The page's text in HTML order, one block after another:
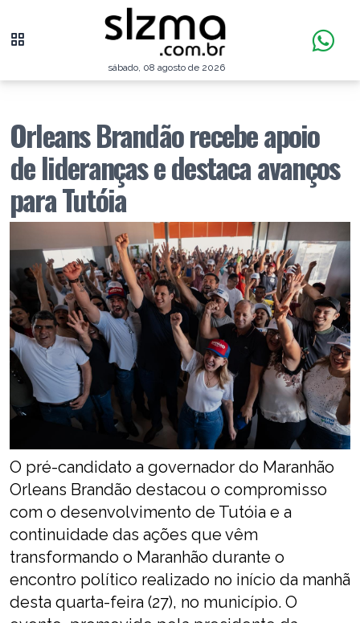
sábado, 08 agosto de 2026
Orleans Brandão recebe apoio
de lideranças e destaca avanços
para Tutóia
O pré-candidato a governador do Maranhão
Orleans Brandão destacou o compromisso
com o desenvolvimento de Tutóia e a
continuidade das ações que vêm
transformando o Maranhão durante o
encontro político realizado no início da manhã
desta quarta-feira (27), no município. O